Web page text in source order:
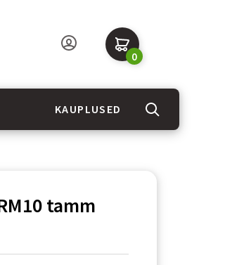
0
KAUPLUSED
tamm